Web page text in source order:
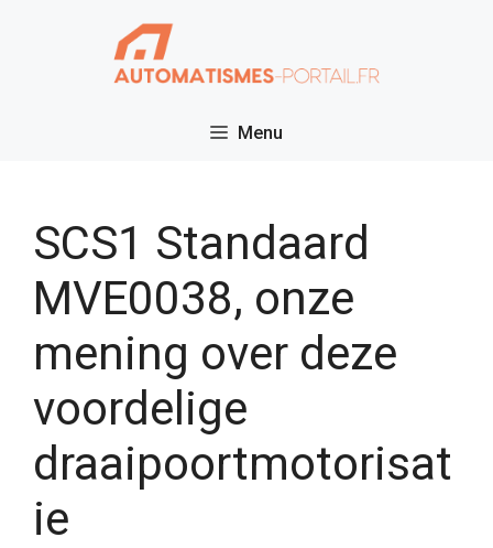
Menu
SCS1 Standaard
MVE0038, onze
mening over deze
voordelige
draaipoortmotorisat
ie